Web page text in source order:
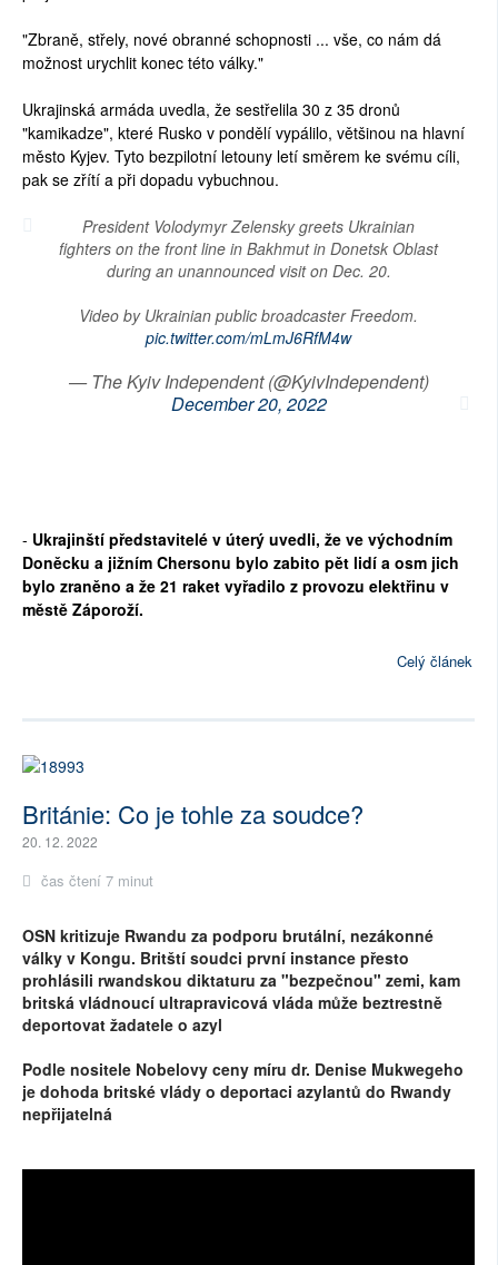
"Zbraně, střely, nové obranné schopnosti ... vše, co nám dá
možnost urychlit konec této války."
Ukrajinská armáda uvedla, že sestřelila 30 z 35 dronů
"kamikadze", které Rusko v pondělí vypálilo, většinou na hlavní
město Kyjev. Tyto bezpilotní letouny letí směrem ke svému cíli,
pak se zřítí a při dopadu vybuchnou.
President Volodymyr Zelensky greets Ukrainian
fighters on the front line in Bakhmut in Donetsk Oblast
during an unannounced visit on Dec. 20.
Video by Ukrainian public broadcaster Freedom.
pic.twitter.com/mLmJ6RfM4w
— The Kyiv Independent (@KyivIndependent)
December 20, 2022
- Ukrajinští představitelé v úterý uvedli, že ve východním
Doněcku a jižním Chersonu bylo zabito pět lidí a osm jich
bylo zraněno a že 21 raket vyřadilo z provozu elektřinu v
městě Záporoží.
Celý článek
Británie: Co je tohle za soudce?
20. 12. 2022
čas čtení 7 minut
OSN kritizuje Rwandu za podporu brutální, nezákonné
války v Kongu. Britští soudci první instance přesto
prohlásili rwandskou diktaturu za "bezpečnou" zemi, kam
britská vládnoucí ultrapravicová vláda může beztrestně
deportovat žadatele o azyl
Podle nositele Nobelovy ceny míru dr. Denise Mukwegeho
je dohoda britské vlády o deportaci azylantů do Rwandy
nepřijatelná